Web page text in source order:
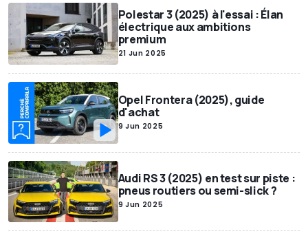
Polestar 3 (2025) à l'essai : Élan
électrique aux ambitions
premium
21 Jun 2025
Opel Frontera (2025), guide
d'achat
9 Jun 2025
Audi RS 3 (2025) en test sur piste :
pneus routiers ou semi-slick ?
9 Jun 2025